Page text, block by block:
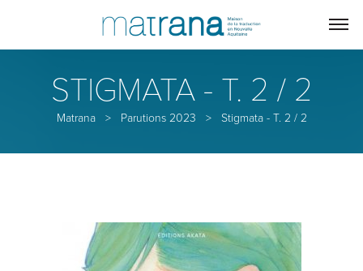
STIGMATA - T. 2 / 2
Matrana> Parutions 2023 > Stigmata - T. 2 / 2